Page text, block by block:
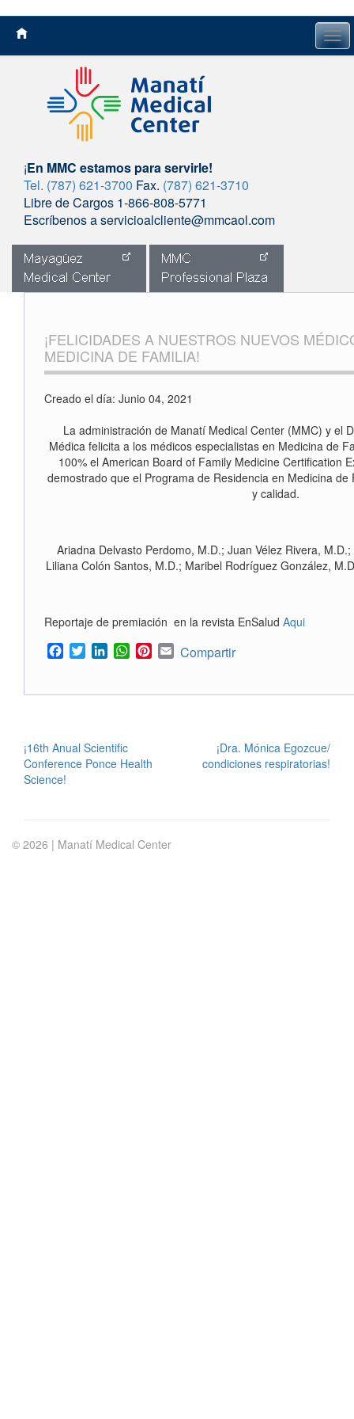
¡En MMC estamos para servirle!
Tel. (787) 621-3700 Fax. (787) 621-3710
Libre de Cargos 1-866-808-5771
Escríbenos a servicioalcliente@mmcaol.com
¡FELICIDADES A NUESTROS NUEVOS
MEDICINA DE FAMILIA!
Creado el día: Junio 04, 2021
La administración de Manatí Medical Center (MMC) y el
Médica felicita a los médicos especialistas en Medicina de
100% el American Board of Family Medicine Certification
demostrado que el Programa de Residencia en Medicina
y calidad.
Ariadna Delvasto Perdomo, M.D.; Juan Vélez Rivera,
Liliana Colón Santos, M.D.; Maribel Rodríguez González,
Reportaje de premiación en la revista EnSalud Aqui
Facebook
TwitterLinkedInWhatsApp
Pinterest
Email
Compartir
POST
NAVIGATION
¡16th Anual Scientific
Conference Ponce Health
Science!
¡Dra. Mónica Egozcue/
condiciones respiratorias!
© 2026 | Manatí Medical Center